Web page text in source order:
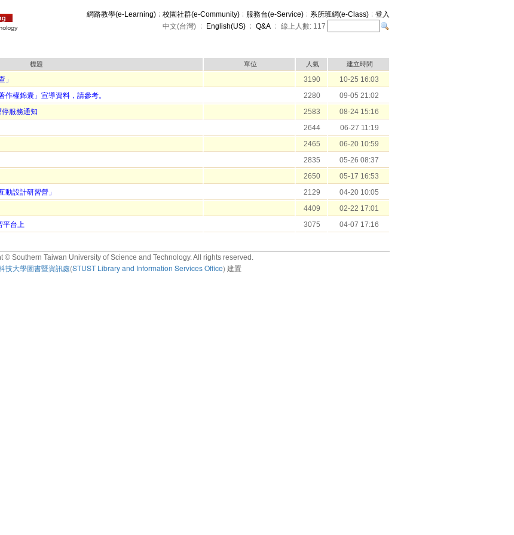
網路教學(e-Learning) 校園社群(e-Community) 服務台(e-Service) 系所班網(e-Class)
登入
中文(台灣)
English(US) Q&A 線上人數: 117
標題 單位 人氣 建立時間
」 3190
10-25 16:03
權錦囊」宣導資料，請參考。 2280
09-05 21:02
服務通知 2583
08-24 15:16
2644
06-27 11:19
2465
06-20 10:59
2835
05-26 08:37
2650
05-17 16:53
動設計研習營」 2129
04-20 10:05
4409
02-22 17:01
平台上 3075 04-07 17:16
© Southern Taiwan University of Science and Technology. All rights reserved.
技大學圖書暨資訊處(STUST Library and Information Services Office) 建置